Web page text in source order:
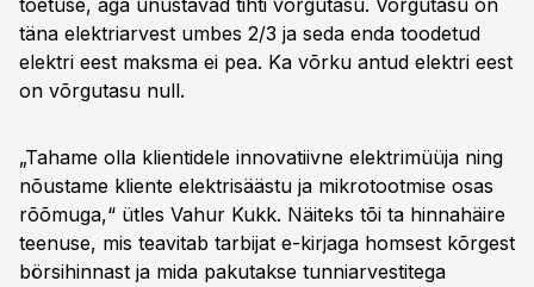
toetuse, aga unustavad tihti võrgutasu. Võrgutasu on
täna elektriarvest umbes 2/3 ja seda enda toodetud
elektri eest maksma ei pea. Ka võrku antud elektri eest
on võrgutasu null.
„Tahame olla klientidele innovatiivne elektrimüüja ning
nõustame kliente elektrisäästu ja mikrotootmise osas
rõõmuga,“ ütles Vahur Kukk. Näiteks tõi ta hinnahäire
teenuse, mis teavitab tarbijat e-kirjaga homsest kõrgest
börsihinnast ja mida pakutakse tunniarvestitega